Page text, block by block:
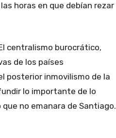
horas en que debían rezar
centralismo burocrático,
de los países
posterior inmovilismo de la
lo importante de lo
no emanara de Santiago.